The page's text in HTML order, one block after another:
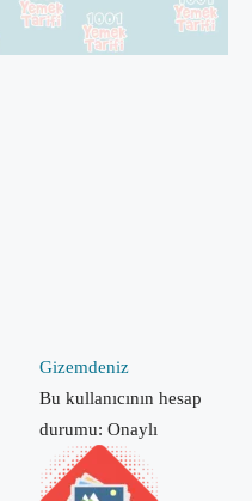
Gizemdeniz
Bu kullanıcının hesap
durumu: Onaylı